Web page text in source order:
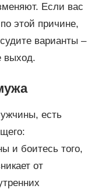
Если вас
этой причине,
варианты –
выход.
есть
и боитесь того,
от